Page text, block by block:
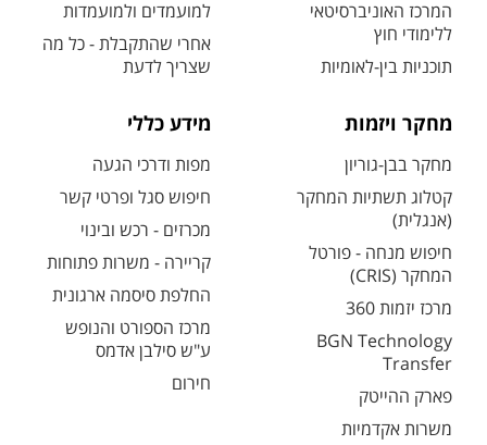
המרכז האוניברסיטאי
ללימודי חוץ
תוכניות בין-לאומיות
למועמדים ולמועמדות
אחרי שהתקבלת - כל מה
שצריך לדעת
מחקר ויזמות
מחקר בבן-גוריון
קטלוג תשתיות המחקר
(אנגלית)
חיפוש מנחה - פורטל
המחקר (CRIS)
מרכז יזמות 360
BGN Technology
Transfer
פארק ההייטק
משרות אקדמיות
מידע כללי
מפות ודרכי הגעה
חיפוש סגל ופרטי קשר
מכרזים - רכש ובינוי
קריירה - משרות פתוחות
החלפת סיסמה ארגונית
מרכז הספורט והנופש
ע"ש סילבן אדמס
חירום